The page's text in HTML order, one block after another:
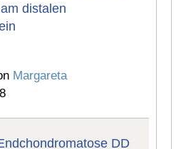
distalen
Margareta
DD